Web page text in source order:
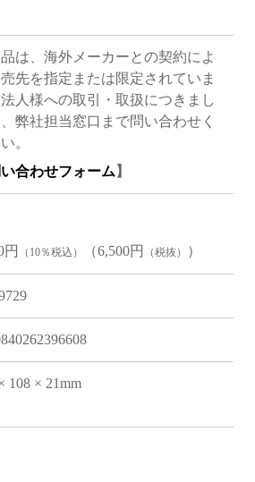
は、海外メーカーとの契約によ
先を指定または限定されていま
人様への取引・取扱につきまし
弊社担当窓口まで問い合わせく
。
合わせフォーム 】
円 （10％税込） （6,500円 （税抜） ）
108 × 21mm